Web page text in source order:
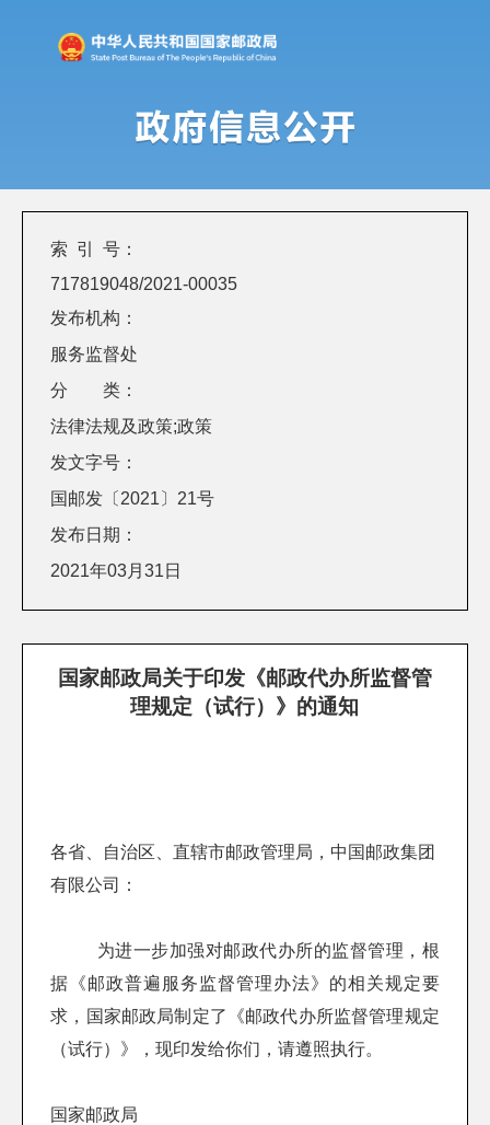
索 引 号：
717819048/2021-00035
发布机构：
服务监督处
分 类：
法律法规及政策;政策
发文字号：
国邮发〔2021〕21号
发布日期：
2021年03月31日
国家邮政局关于印发《邮政代办所监督管
理规定（试行）》的通知
各省、自治区、直辖市邮政管理局，中国邮政集团
有限公司：
为进一步加强对邮政代办所的监督管理，根
据《邮政普遍服务监督管理办法》的相关规定要
求，国家邮政局制定了《邮政代办所监督管理规定
（试行）》，现印发给你们，请遵照执行。
国家邮政局